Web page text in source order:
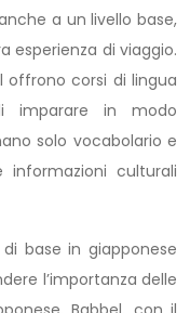
a un livello base,
esperienza di viaggio.
offrono corsi di lingua
imparare in modo
solo vocabolario e
culturali
base in giapponese
l’importanza delle